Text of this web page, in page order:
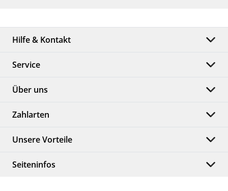
Hilfe & Kontakt
Service
Über uns
Zahlarten
Unsere Vorteile
Seiteninfos